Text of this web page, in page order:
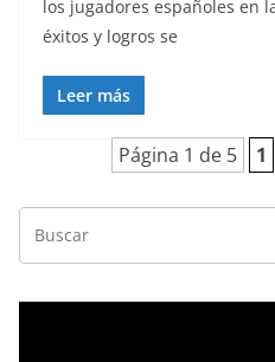
los jugadores españoles en
éxitos y logros se
Leer más
Página 1 de 5 1